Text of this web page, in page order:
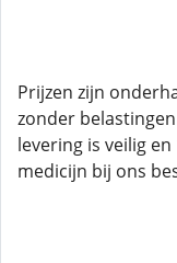
Prijzen zijn
zonder
levering is veilig
medicijn bij ons